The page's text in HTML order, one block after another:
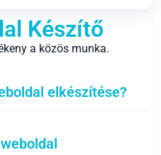
Készítő
a közös munka.
elkészítése?